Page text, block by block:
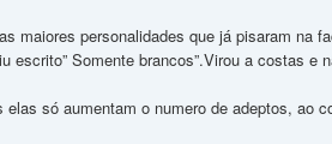
maiores personalidades que já pisaram na
Somente brancos”.Virou a costas e
só aumentam o numero de adeptos, ao